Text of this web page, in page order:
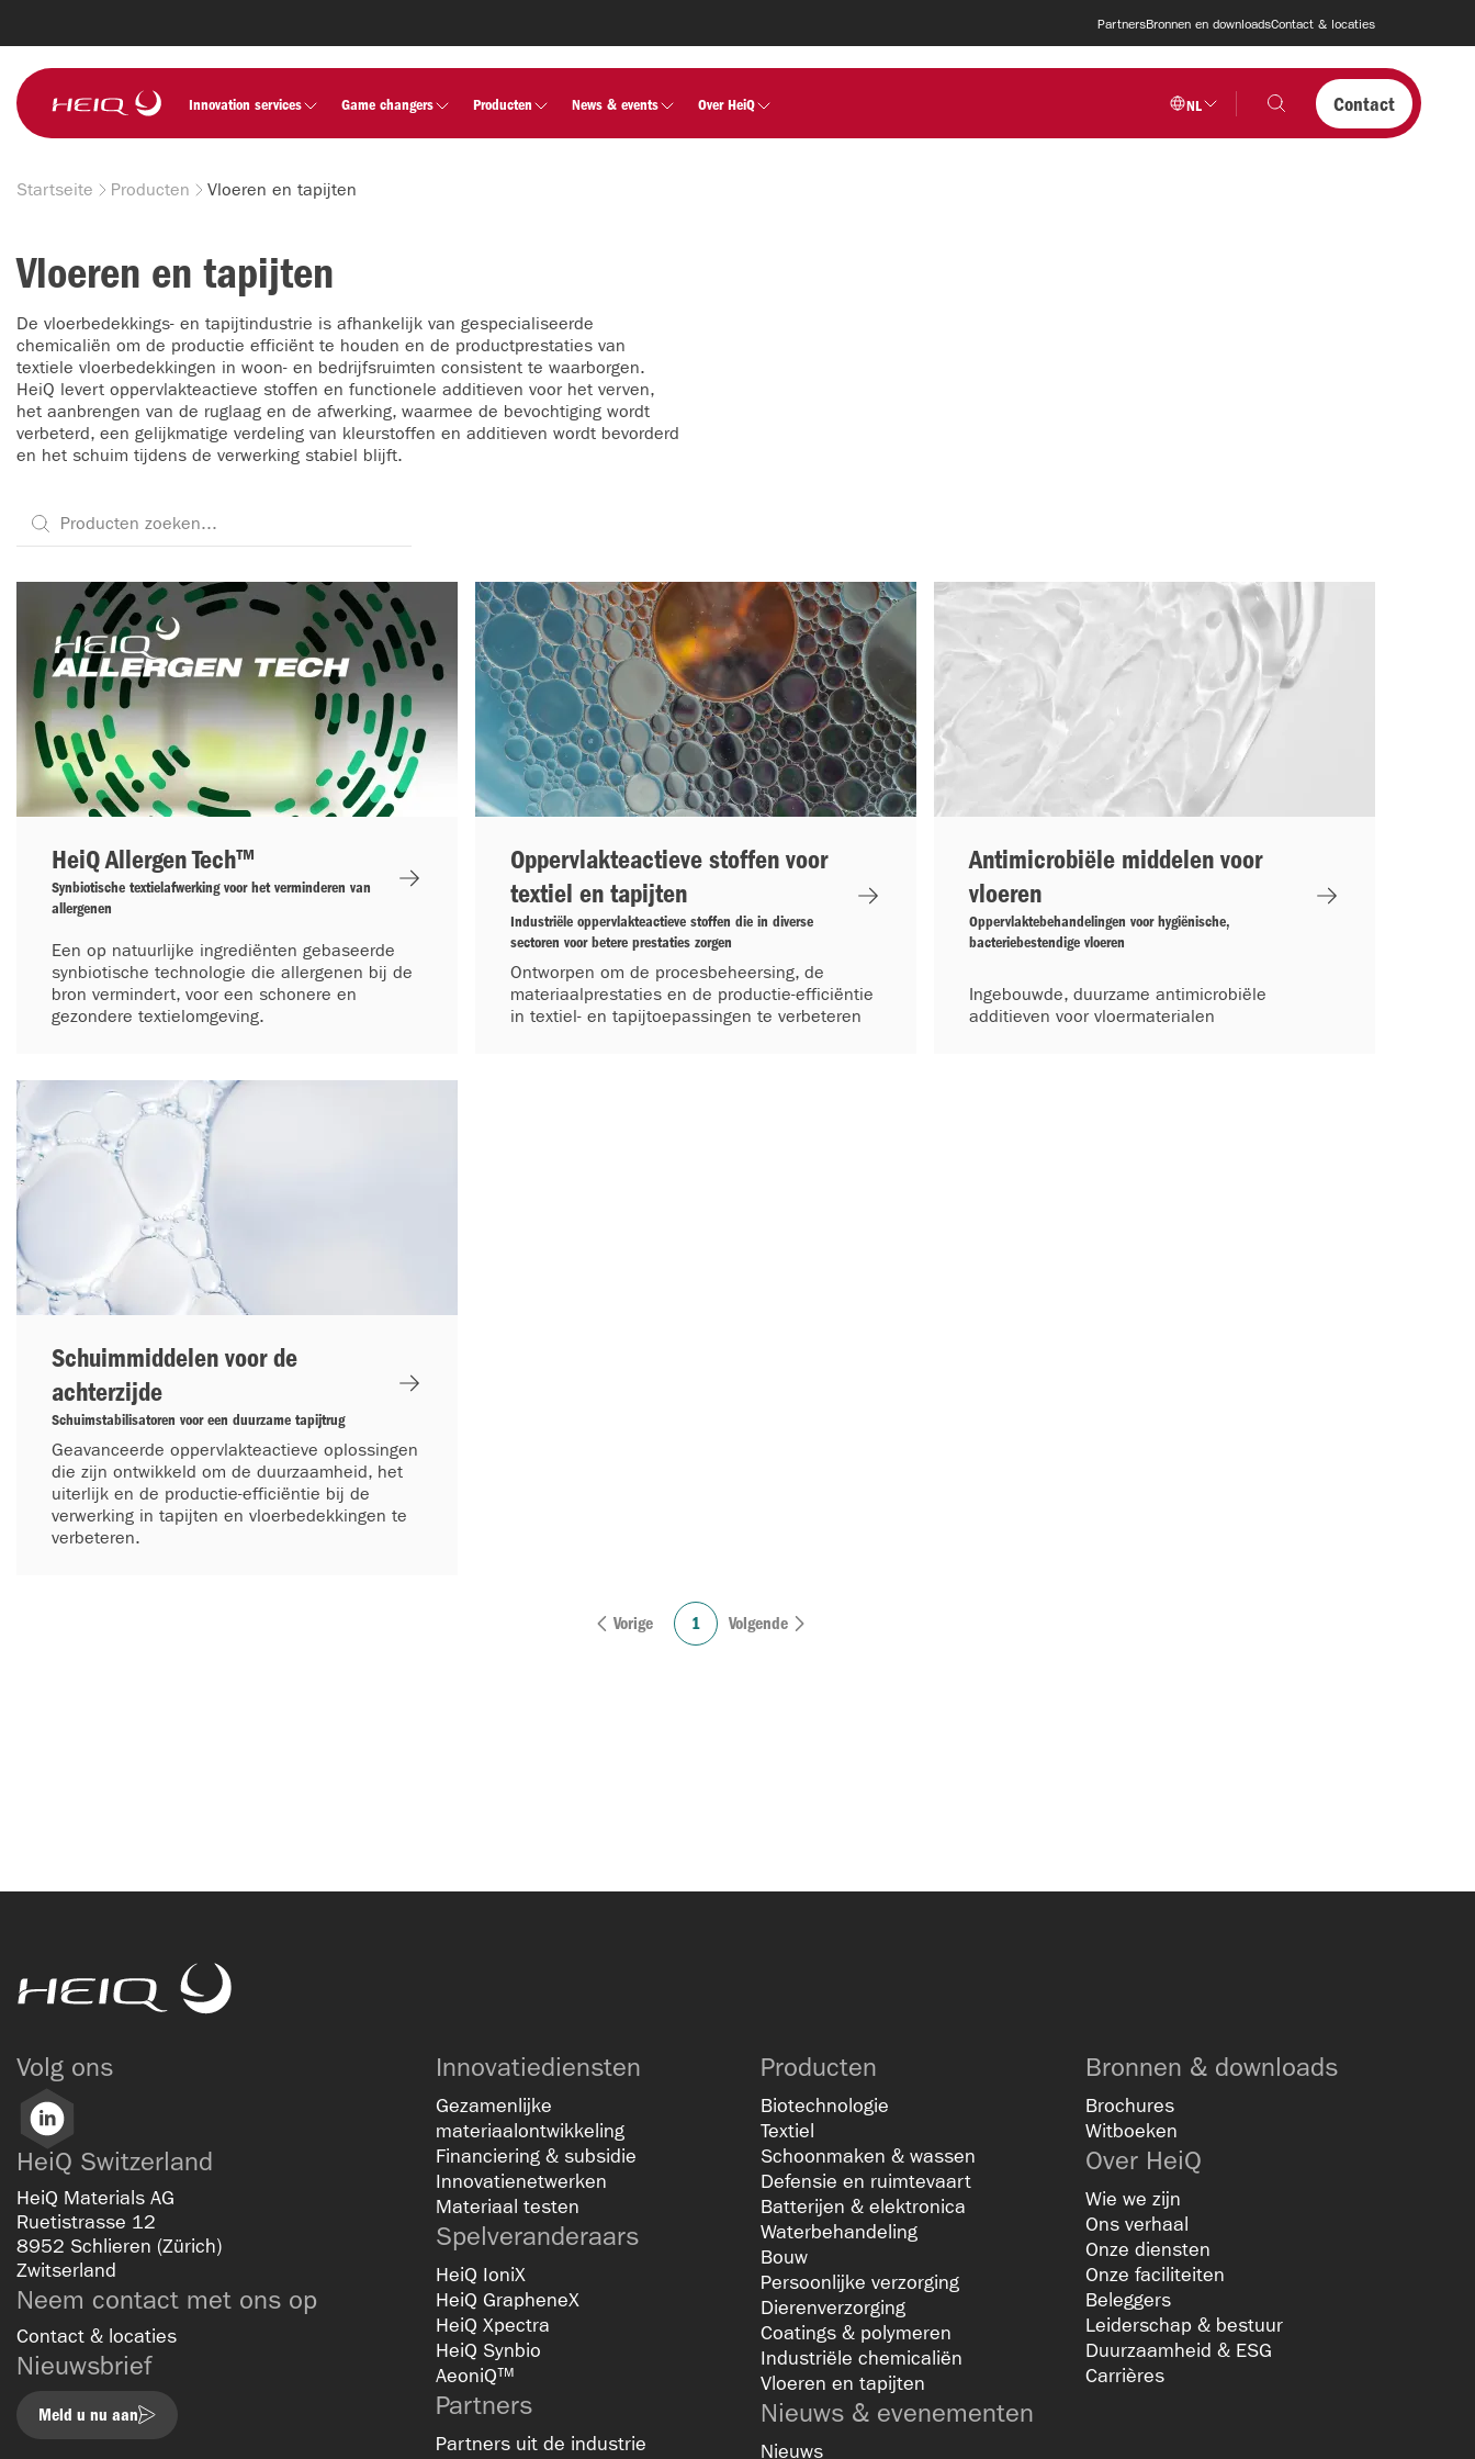
PartnersBronnen en downloadsContact & locaties
Innovation services Game changers Producten News & events Over HeiQ NL Contact
Breadcrumb
Startseite Producten Vloeren en tapijten
Vloeren en tapijten
De vloerbedekkings- en tapijtindustrie is afhankelijk van gespecialiseerde
chemicaliën om de productie efficiënt te houden en de productprestaties van
textiele vloerbedekkingen in woon- en bedrijfsruimten consistent te waarborgen.
HeiQ levert oppervlakteactieve stoffen en functionele additieven voor het verven,
het aanbrengen van de ruglaag en de afwerking, waarmee de bevochtiging wordt
verbeterd, een gelijkmatige verdeling van kleurstoffen en additieven wordt bevorderd
en het schuim tijdens de verwerking stabiel blijft.
HeiQ Allergen Tech™
Synbiotische textielafwerking voor het verminderen van
allergenen
Een op natuurlijke ingrediënten gebaseerde
synbiotische technologie die allergenen bij de
bron vermindert, voor een schonere en
gezondere textielomgeving.
Oppervlakteactieve stoffen voor
textiel en tapijten
Industriële oppervlakteactieve stoffen die in diverse
sectoren voor betere prestaties zorgen
Ontworpen om de procesbeheersing, de
materiaalprestaties en de productie-efficiëntie
in textiel- en tapijtoepassingen te verbeteren
Antimicrobiële middelen voor
vloeren
Oppervlaktebehandelingen voor hygiënische,
bacteriebestendige vloeren
Ingebouwde, duurzame antimicrobiële
additieven voor vloermaterialen
Schuimmiddelen voor de
achterzijde
Schuimstabilisatoren voor een duurzame tapijtrug
Geavanceerde oppervlakteactieve oplossingen
die zijn ontwikkeld om de duurzaamheid, het
uiterlijk en de productie-efficiëntie bij de
verwerking in tapijten en vloerbedekkingen te
verbeteren.
Vorige 1 Volgende
Volg ons
LinkedIn
HeiQ Switzerland
HeiQ Materials AG
Ruetistrasse 12
8952 Schlieren (Zürich)
Zwitserland
Neem contact met ons op
Contact & locaties
Nieuwsbrief
Meld u nu aan
Innovatiediensten
Gezamenlijke
materiaalontwikkeling
Financiering & subsidie
Innovatienetwerken
Materiaal testen
Spelveranderaars
HeiQ IoniX
HeiQ GrapheneX
HeiQ Xpectra
HeiQ Synbio
AeoniQ™
Partners
Partners uit de industrie
Producten
Biotechnologie
Textiel
Schoonmaken & wassen
Defensie en ruimtevaart
Batterijen & elektronica
Waterbehandeling
Bouw
Persoonlijke verzorging
Dierenverzorging
Coatings & polymeren
Industriële chemicaliën
Vloeren en tapijten
Nieuws & evenementen
Nieuws
Bronnen & downloads
Brochures
Witboeken
Over HeiQ
Wie we zijn
Ons verhaal
Onze diensten
Onze faciliteiten
Beleggers
Leiderschap & bestuur
Duurzaamheid & ESG
Carrières